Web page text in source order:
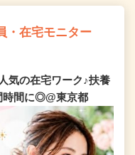
・在宅モニター
気の在宅ワーク♪扶養
時間に◎@東京都